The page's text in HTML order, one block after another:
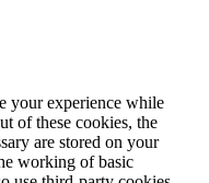
your experience while
of these cookies, the
are stored on your
working of basic